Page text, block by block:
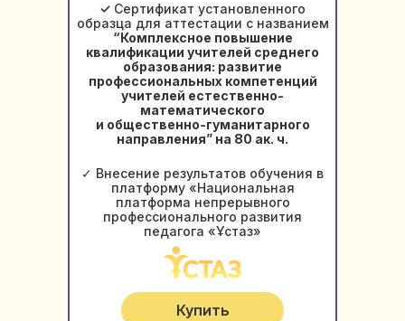
Купить
✓ Сертификат установленного
образца для аттестации с названием
“Комплексное повышение
квалификации учителей среднего
образования: развитие
профессиональных компетенций
учителей естественно-
математического
и общественно-гуманитарного
направления” на 80 ак. ч.
✓ Внесение результатов обучения в
платформу «Национальная
платформа непрерывного
профессионального развития
педагога «Ұстаз»